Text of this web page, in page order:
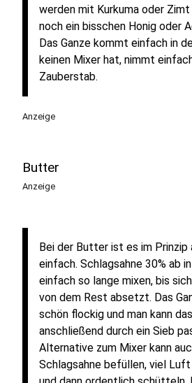
werden mit Kurkuma oder
noch ein bisschen Honig oder
Das Ganze kommt einfach in
keinen Mixer hat, nimmt
Zauberstab.
Anzeige
Butter
Anzeige
Bei der Butter ist es im Prinzip
einfach. Schlagsahne 30% ab
einfach so lange mixen, bis
von dem Rest absetzt. Das
schön flockig und man kann
anschließend durch ein Sieb
Alternative zum Mixer kann
Schlagsahne befüllen, viel